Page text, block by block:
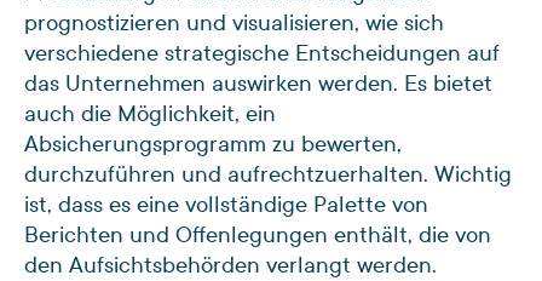
prognostizieren und visualisieren, wie sich
verschiedene strategische Entscheidungen auf
das Unternehmen auswirken werden. Es bietet
auch die Möglichkeit, ein
Absicherungsprogramm zu bewerten,
durchzuführen und aufrechtzuerhalten. Wichtig
ist, dass es eine vollständige Palette von
Berichten und Offenlegungen enthält, die von
den Aufsichtsbehörden verlangt werden.